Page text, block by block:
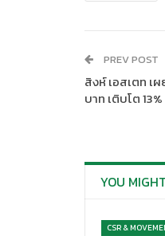
PREV POST
สิงห์ เอสเตท เ
บาท เติบโต
YOU
CSR &